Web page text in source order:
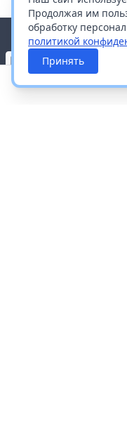
Продолжая им
обработку
политикой
Принять